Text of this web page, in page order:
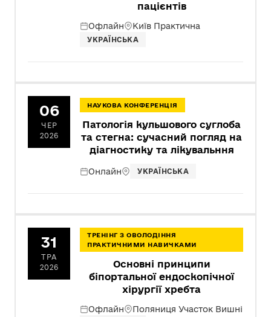
пацієнтів
Офлайн Київ Практична
УКРАЇНСЬКА
06
ЧЕР
2026
НАУКОВА КОНФЕРЕНЦІЯ
Патологія кульшового суглоба
та стегна: сучасний погляд на
діагностику та лікувальння
Онлайн УКРАЇНСЬКА
31
ТРА
2026
ТРЕНІНГ З ОВОЛОДІННЯ
ПРАКТИЧНИМИ НАВИЧКАМИ
Основні принципи
біпортальної ендоскопічної
хірургії хребта
Офлайн Поляниця Участок Вишні